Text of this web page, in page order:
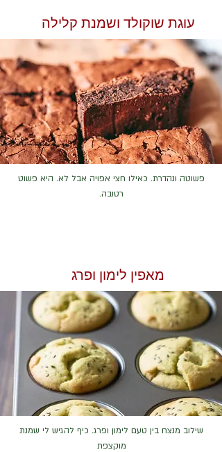
עוגת שוקולד ושמנת קלילה
פשוטה ונהדרת. כאילו חצי אפויה אבל לא. היא פשוט
רטובה.
מאפין לימון ופרג
שילוב מנצח בין טעם לימון ופרג. כיף להגיש לי שמנת
מוקצפת